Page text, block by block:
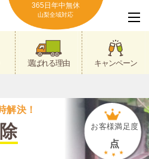
365日年中無休
山梨全域対応
選ばれる理由 キャンペーン
解決！
お客様満足度
点